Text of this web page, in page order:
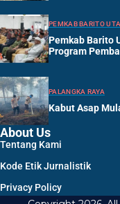
PEMKAB BARITO
Pemkab Barito
Program
PALANGKA RAYA
Kabut Asap
About Us
Tentang Kami
Kode Etik Jurnalistik
Privacy Policy